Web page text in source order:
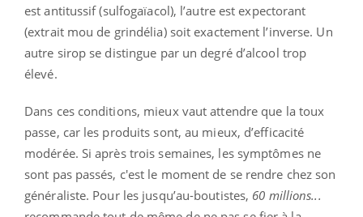
est antitussif (sulfogaïacol), l’autre est expectorant
(extrait mou de grindélia) soit exactement l’inverse. Un
autre sirop se distingue par un degré d’alcool trop
élevé.
Dans ces conditions, mieux vaut attendre que la toux
passe, car les produits sont, au mieux, d’efficacité
modérée. Si après trois semaines, les symptômes ne
sont pas passés, c'est le moment de se rendre chez son
généraliste. Pour les jusqu’au-boutistes, 60 millions...